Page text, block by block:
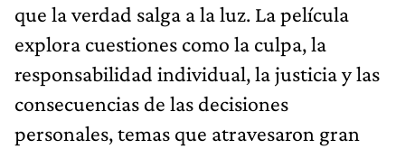
que la verdad salga a la luz. La película
explora cuestiones como la culpa, la
responsabilidad individual, la justicia y las
consecuencias de las decisiones
personales, temas que atravesaron gran